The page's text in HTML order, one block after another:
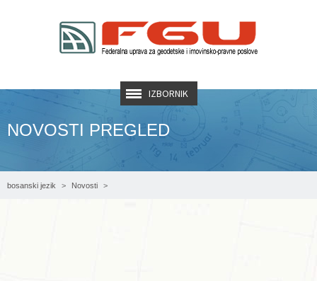
IZBORNIK
NOVOSTI PREGLED
bosanski jezik Novosti